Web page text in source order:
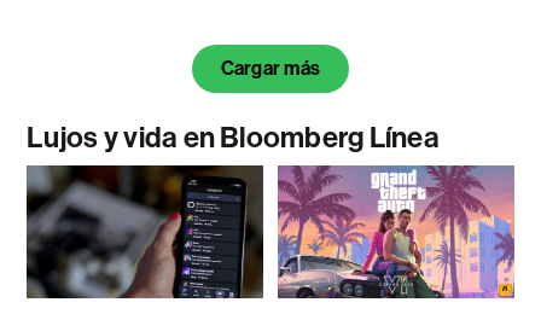
Cargar más
Lujos y vida en Bloomberg Línea